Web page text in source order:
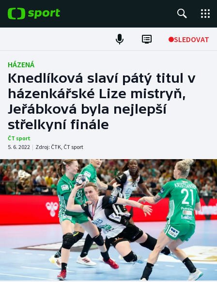
SLEDOVAT
Fotbal
Hokej
Tenis
Atletika
DALŠÍ SPORTY
Americký fotbal
Baseball a softbal
Basketbal
Biatlon
NEPŘEHLÉDNĚTE
Soutěže
Historické návraty
Aplikace ČT sport
HÁZENÁ
Knedlíková slaví pátý titul v
házenkářské Lize mistryň,
Jeřábková byla nejlepší
střelkyní finále
ČT sport
5. 6. 2022 | Zdroj: ČTK, ČT sport